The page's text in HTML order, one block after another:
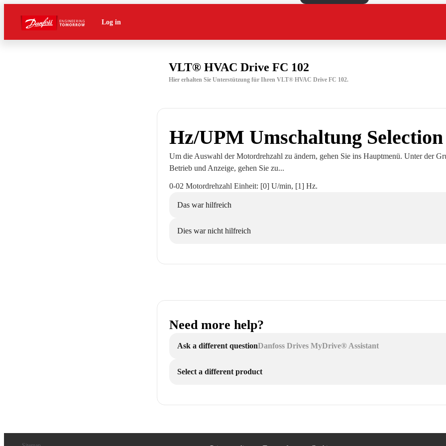
Log in
VLT® HVAC Drive FC 102
Hier erhalten Sie Unterstützung für Ihren VLT® HVAC Drive FC 102.
Hz/UPM Umschaltung Selection
Um die Auswahl der Motordrehzahl zu ändern, gehen Sie ins Hauptmenü. Unter der
Betrieb und Anzeige, gehen Sie zu...
0-02 Motordrehzahl Einheit: [0] U/min, [1] Hz.
Das war hilfreich
Dies war nicht hilfreich
Need more help?
Ask a different questionDanfoss Drives MyDrive® Assistant
Select a different product